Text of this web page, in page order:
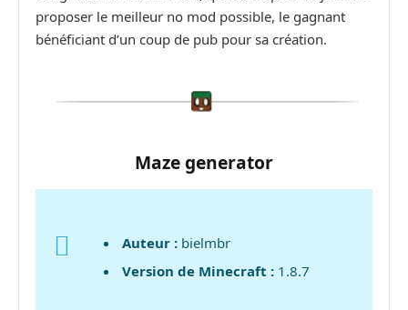
proposer le meilleur no mod possible, le gagnant
bénéficiant d’un coup de pub pour sa création.
Maze generator
Auteur : bielmbr
Version de Minecraft : 1.8.7